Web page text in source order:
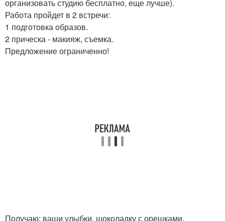
организовать студию бесплатно, еще лучше).
Работа пройдет в 2 встречи:
1 подготовка образов.
2 прическа - макияж, съемка.
Предложение ограниченно!
Получаю: ваши улыбки, шоколадку с орешками.